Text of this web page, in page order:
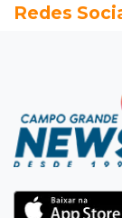
Projeto em
mortes
Homem
Redes